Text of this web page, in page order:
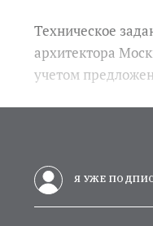
Техническое
архитектора
учетом
Я УЖЕ